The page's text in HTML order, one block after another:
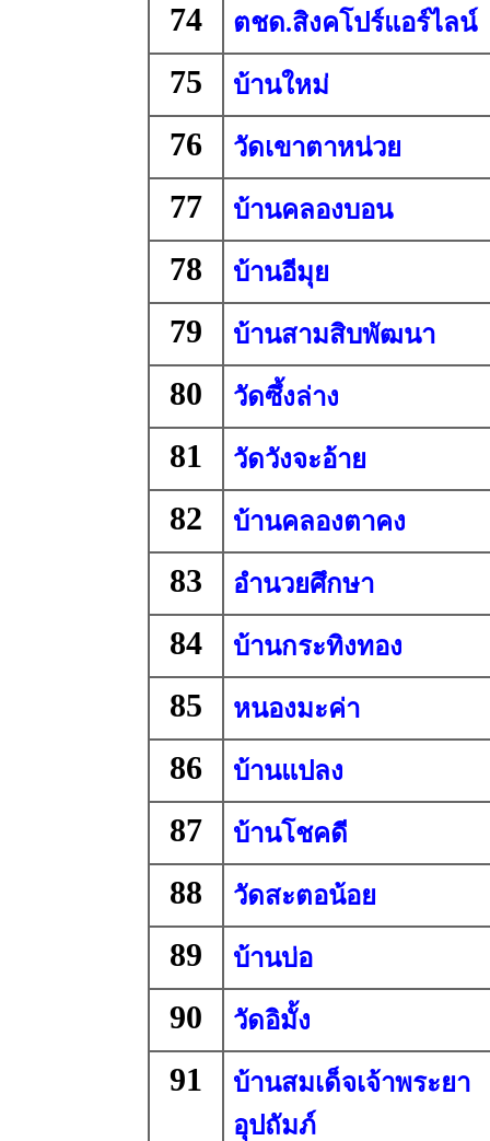
74 ตชด.สิงคโปร์แอร์ไลน์
75 บ้านใหม่
76 วัดเขาตาหน่วย
77 บ้านคลองบอน
78 บ้านอีมุย
79 บ้านสามสิบพัฒนา
80 วัดซึ้งล่าง
81 วัดวังจะอ้าย
82 บ้านคลองตาคง
83 อำนวยศึกษา
84 บ้านกระทิงทอง
85 หนองมะค่า
86 บ้านแปลง
87 บ้านโชคดี
88 วัดสะตอน้อย
89 บ้านบ่อ
90 วัดอิมั้ง
91
บ้านสมเด็จเจ้าพระยา
อุปถัมภ์